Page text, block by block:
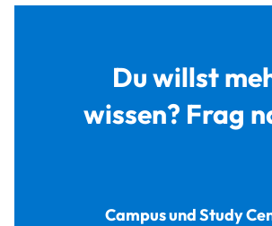
Du willst
wissen? Frag
Campus und Study